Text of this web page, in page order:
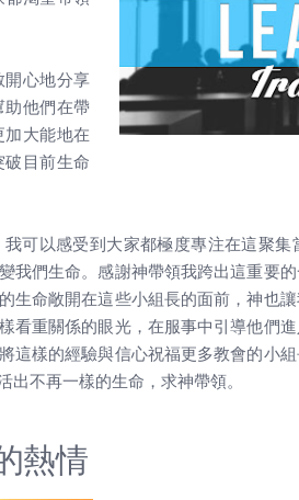
開心地分享
助他們在帶
大能地在
目前生命
可以感受到大家都極度專注在這聚
我們生命。感謝神帶領我跨出這重要
生命敞開在這些小組長的面前，神也
看重關係的眼光，在服事中引導他們
這樣的經驗與信心祝福更多教會的小
不再一樣的生命，求神帶領。
熱情